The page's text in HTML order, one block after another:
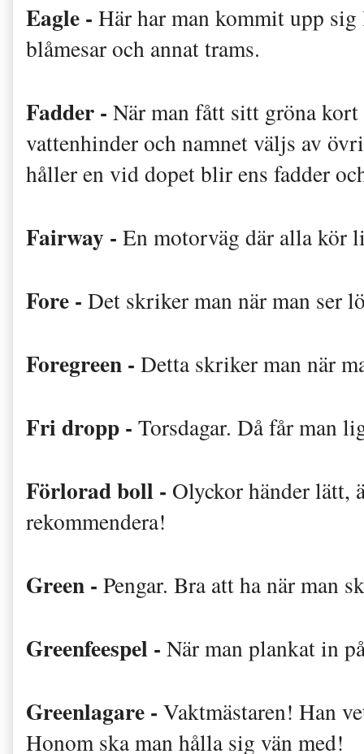
Eagle - Här har man kommit upp
blåmesar och annat trams.
Fadder - När man fått sitt gröna
vattenhinder och namnet väljs av
håller en vid dopet blir ens fadder
Fairway - En motorväg där alla kör
Fore - Det skriker man när man ser
Foregreen - Detta skriker man när
Fri dropp - Torsdagar. Då får man
Förlorad boll - Olyckor händer lätt,
rekommendera!
Green - Pengar. Bra att ha när man
Greenfeespel - När man plankat in
Greenlagare - Vaktmästaren! Han
Honom ska man hålla sig vän med!